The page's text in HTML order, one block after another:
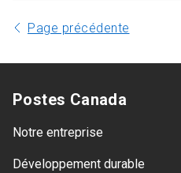
Page précédente
Postes Canada
Notre entreprise
Développement durable